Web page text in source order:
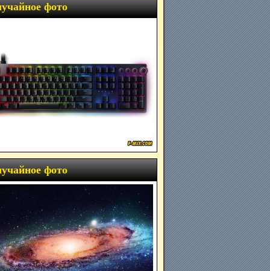
фото
фото